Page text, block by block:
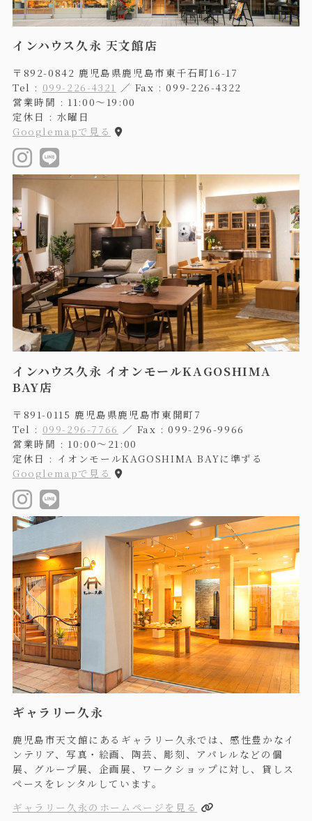
インハウス久永 天文館店
〒892-0842 鹿児島県鹿児島市東千石町16-17
Tel : 099-226-4321 ／ Fax : 099-226-4322
営業時間 : 11:00〜19:00
定休日 : 水曜日
Googlemapで見る
インハウス久永 イオンモールKAGOSHIMA
BAY店
〒891-0115 鹿児島県鹿児島市東開町7
Tel : 099-296-7766 ／ Fax : 099-296-9966
営業時間 : 10:00〜21:00
定休日 : イオンモールKAGOSHIMA BAYに準ずる
Googlemapで見る
ギャラリー久永
鹿児島市天文館にあるギャラリー久永では、感性豊かなイ
ンテリア、写真・絵画、陶芸、彫刻、アパレルなどの個
展、グループ展、企画展、ワークショップに対し、貸しス
ペースをレンタルしています。
ギャラリー久永のホームページを見る